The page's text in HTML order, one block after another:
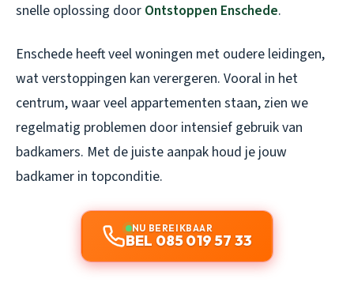
snelle oplossing door Ontstoppen Enschede.
Enschede heeft veel woningen met oudere leidingen,
wat verstoppingen kan verergeren. Vooral in het
centrum, waar veel appartementen staan, zien we
regelmatig problemen door intensief gebruik van
badkamers. Met de juiste aanpak houd je jouw
badkamer in topconditie.
NU BEREIKBAAR
BEL 085 019 57 33